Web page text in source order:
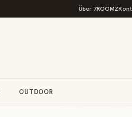
Über 7ROOMZ
OUTDOOR